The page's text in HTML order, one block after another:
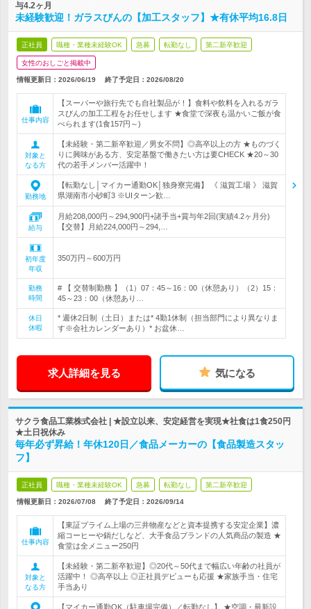
与4.2ヶ月
未経験歓迎！ガラスびんの【加工スタッフ】★有休平均16.8日
正社員 職種・業種未経験OK 急募 転勤なし 第二新卒歓迎
女性のおしごと掲載中
情報更新日：2026/06/19 終了予定日： 2026/08/20
仕事内容
【スーパーや旅行先でも自社製品が！】食料や飲料を入れるガラ
スびんの加工工程をお任せします ★食堂で深夜も温かいご飯が食
べられます(1食157円～)
対象と
なる方
【未経験・第二新卒歓迎／男女不問】◎高卒以上の方 ★ものづく
りに興味がある方、安定基盤で働きたい方は要CHECK ★20～30
代の若手メンバー活躍中！
勤務地
【転勤なし│マイカー通勤OK│独身寮完備】 《 滋賀工場 》 滋賀
県湖南市小砂町3 ※UIターン歓…
給与
月給208,000円～294,900円+諸手当+賞与年2回(実績4.2ヶ月分)
【交替】月給224,000円～294,…
初年度
年収
350万円～600万円
勤務
時間
# 【 交替制勤務 】（1）07：45～16：00（休憩あり）（2）15：
45～23：00（休憩あり…
休日
休暇
* 週休2日制（土日）または* 4勤1休制（担当部門により異なりま
す※会社カレンダーあり）* お盆休…
求人詳細を見る 気になる
サクラ食品工業株式会社 | ★設立以来、安定経営を実現★社食は1食250円
★土日祝休み
毎年必ず昇給！年休120日／食品メーカーの【食品製造スタッ
フ】
正社員 職種・業種未経験OK 急募 転勤なし 第二新卒歓迎
情報更新日：2026/07/08 終了予定日： 2026/09/14
仕事内容
【東証プライム上場の三井物産などと資本提携する安定企業】濃
縮コーヒーや鍋だしなど、大手食品ブランドの人気商品の製造 ★
食堂は全メニュー250円
対象と
なる方
【未経験・第二新卒歓迎】◎20代～50代まで幅広い年齢の社員が
活躍中！ ◎高卒以上 ◎正社員デビューも応援 ★家族手当・住宅
手当あり
【マイカー通勤OK（駐車場完備）／転勤なし】 ★空調・最新設